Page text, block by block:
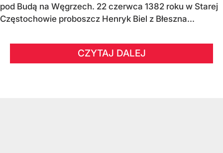
pod Budą na Węgrzech. 22 czerwca 1382 roku w Starej
Częstochowie proboszcz Henryk Biel z Błeszna...
CZYTAJ DALEJ